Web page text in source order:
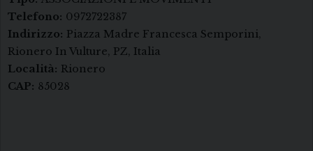
Telefono: 0972722387
Indirizzo: Piazza Madre Francesca Semporini,
Rionero In Vulture, PZ, Italia
Località: Rionero
CAP: 85028